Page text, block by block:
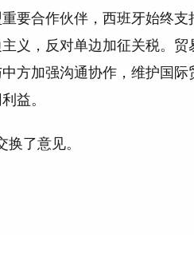
要合作伙伴，西班牙始终
义，反对单边加征关税。
方加强沟通协作，维护国
益。
了意见。